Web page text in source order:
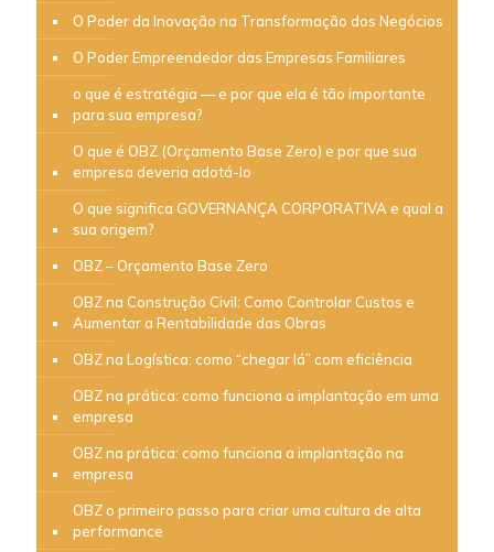
O Poder da Inovação na Transformação dos Negócios
O Poder Empreendedor das Empresas Familiares
o que é estratégia — e por que ela é tão importante
para sua empresa?
O que é OBZ (Orçamento Base Zero) e por que sua
empresa deveria adotá-lo
O que significa GOVERNANÇA CORPORATIVA e qual a
sua origem?
OBZ – Orçamento Base Zero
OBZ na Construção Civil: Como Controlar Custos e
Aumentar a Rentabilidade das Obras
OBZ na Logística: como “chegar lá” com eficiência
OBZ na prática: como funciona a implantação em uma
empresa
OBZ na prática: como funciona a implantação na
empresa
OBZ o primeiro passo para criar uma cultura de alta
performance